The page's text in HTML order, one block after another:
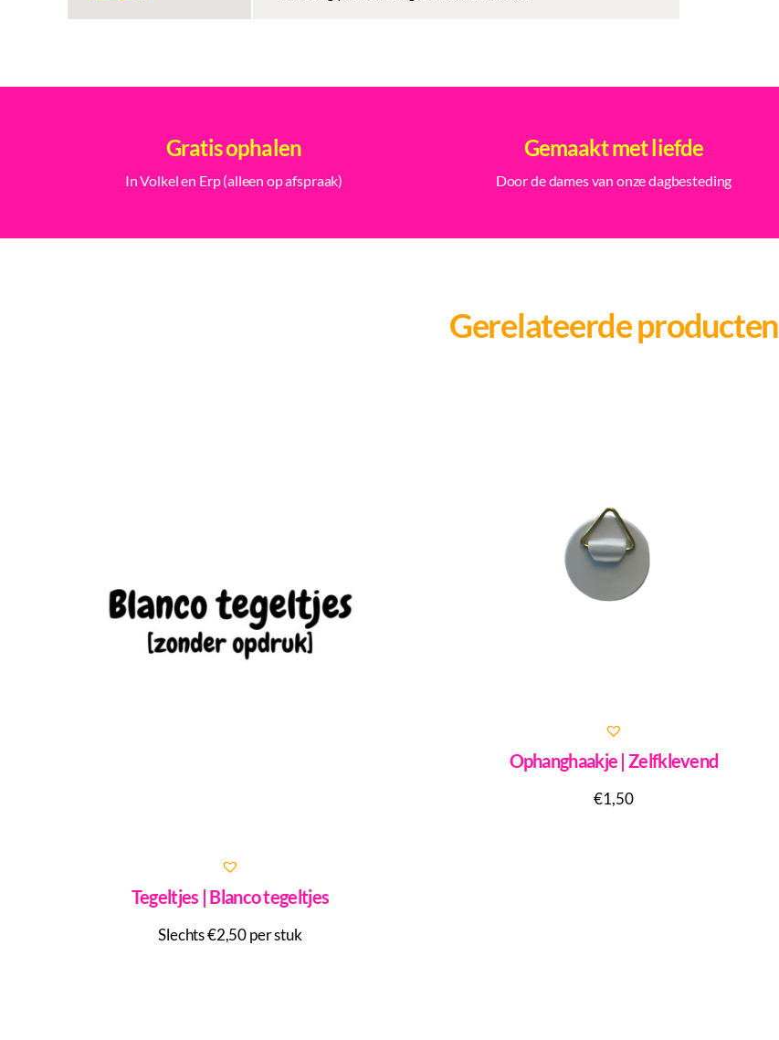
Gratis ophalen
In Volkel en Erp (alleen op afspraak)
Gemaakt met liefde
Door de dames van onze dagbesteding
Gerelateerde producten
Tegeltjes | Blanco tegeltjes
Slechts €2,50 per stuk
Ophanghaakje | Zelfklevend
€1,50